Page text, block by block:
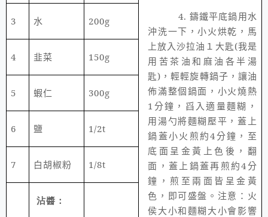
4. 鑄鐵平底鍋用水
沖洗一下，小火烘乾，馬
上放入沙拉油１大匙(我是
用苦茶油和麻油各半湯
匙) ，輕輕旋轉鍋子，讓油
佈滿整個鍋面，小火燒熱
1 分鐘，舀入適量麵糊，
用湯勺將麵糊壓平，蓋上
鍋蓋小火煎約4分鐘，至
底面呈金黃上色後，翻
面，蓋上鍋蓋再煎約4分
鐘，煎至兩面皆呈金黃
色，即可盛盤。注意：火
侯大小和麵糊大小會影響
3 水 200g
4 韭菜 150g
5 蝦仁 300g
6 鹽 1/2t
7 白胡椒粉 1/8t
沾醬：